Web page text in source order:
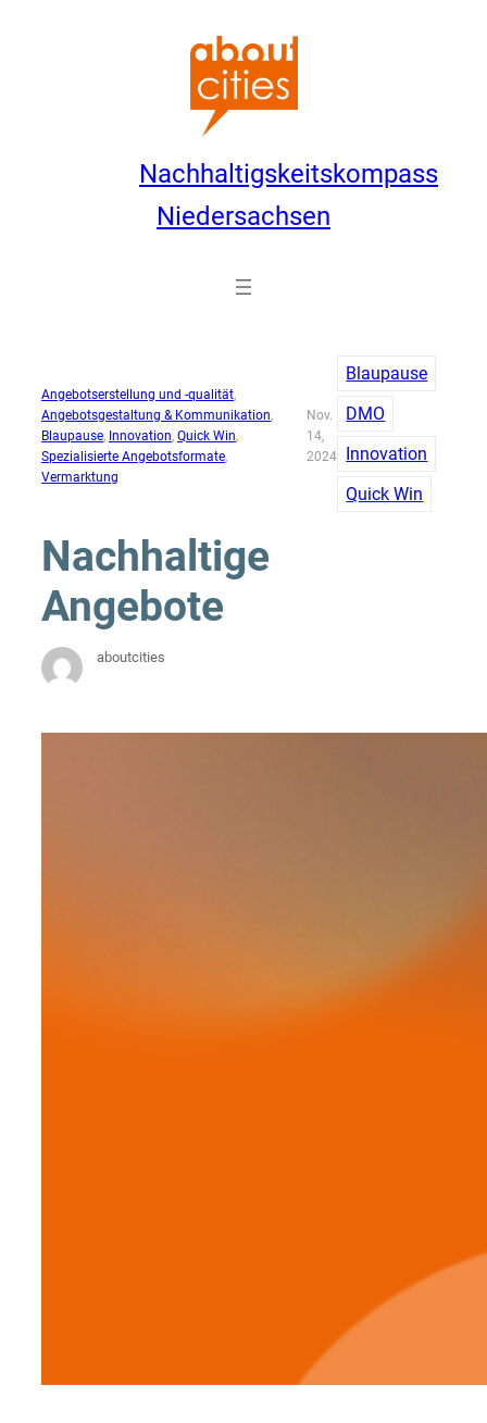
Nachhaltigskeitskompass
Niedersachsen
Angebotserstellung und -qualität
Angebotsgestaltung & Kommunikation
Blaupause, Innovation, Quick Win
Spezialisierte Angebotsformate
Vermarktung
Nov.
14,
2024
Blaupause
DMO
Innovation
Quick Win
Nachhaltige
Angebote
aboutcities